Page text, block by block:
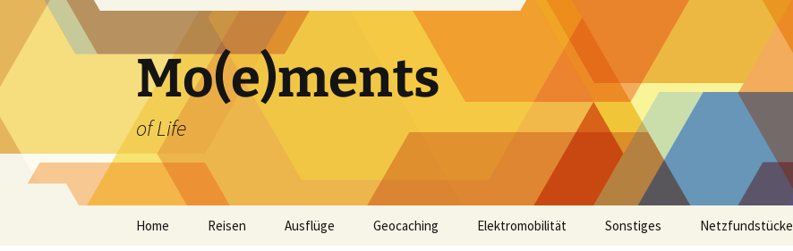
Inhalt
springen
Mo(e)ments
of Life
Home Reisen Ausflüge Geocaching Elektromobilität Sonstiges Netzfundstücke